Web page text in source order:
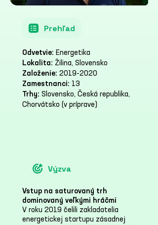
Prehľad
Odvetvie: Energetika
Lokalita: Žilina, Slovensko
Založenie: 2019-2020
Zamestnanci: 13
Trhy: Slovensko, Česká republika,
Chorvátsko (v príprave)
Výzva
Vstup na saturovaný trh
dominovaný veľkými hráčmi
V roku 2019 čelili zakladatelia
energetickej startupu zásadnej